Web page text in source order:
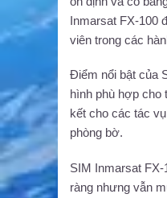
Inmarsat FX-100
viên trong các
Điểm nổi bật của
hình phù hợp cho
kết cho các tác
phòng bờ.
SIM Inmarsat
ràng nhưng vẫn